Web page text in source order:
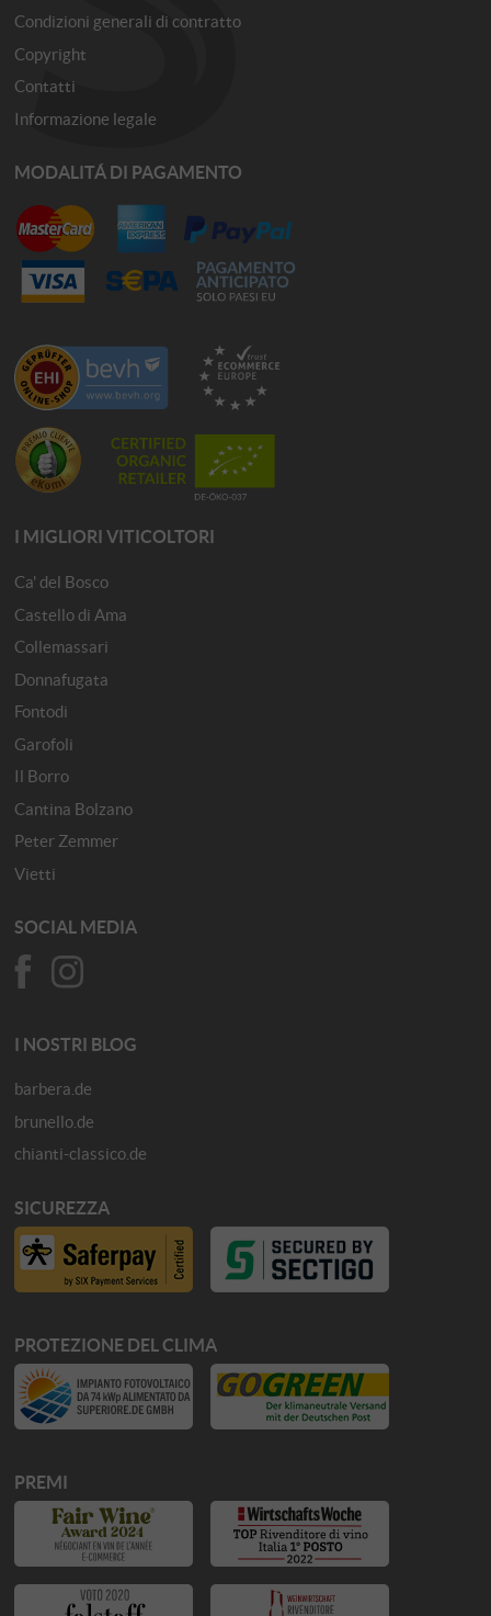
Condizioni generali di contratto
Copyright
Contatti
Informazione legale
MODALITÁ DI PAGAMENTO
I MIGLIORI VITICOLTORI
Ca' del Bosco
Castello di Ama
Collemassari
Donnafugata
Fontodi
Garofoli
Il Borro
Cantina Bolzano
Peter Zemmer
Vietti
SOCIAL MEDIA
I NOSTRI BLOG
barbera.de
brunello.de
chianti-classico.de
SICUREZZA
PROTEZIONE DEL CLIMA
PREMI